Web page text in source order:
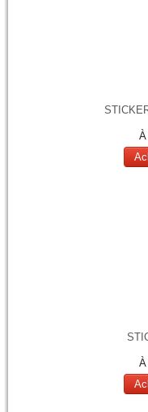
À
À